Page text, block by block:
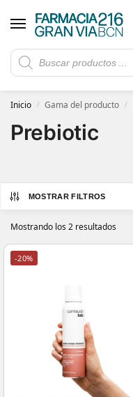
Rebajas de
5€ de descuento con el
Inicio / Gama del producto /
Prebiotic
MOSTRAR FILTROS
Mostrando los 2 resultados
-20%